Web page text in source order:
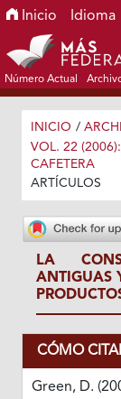
Ir al menú de
Ir al contenido
Ir al pie de
Inicio Idioma
Número Actual
INICIO /
VOL. 22
CAFETERA
ARTÍCULOS
LA
ANTIGUAS
CÓMO
Green, D.